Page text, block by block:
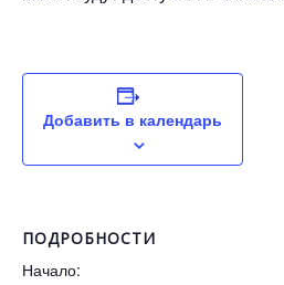
Добавить в календарь
ПОДРОБНОСТИ
Начало: